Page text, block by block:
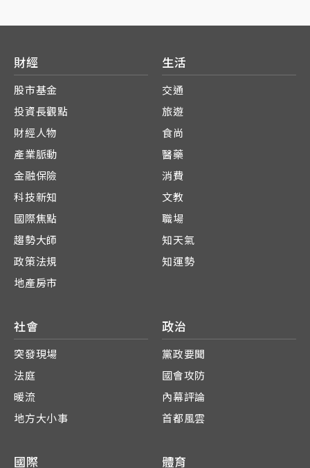
財經
股市基金
投資長觀點
財經人物
產業脈動
金融保險
科技新知
國際焦點
趨勢大師
政策法規
地產房市
生活
交通
旅遊
食尚
醫藥
消費
文教
職場
知天氣
知運勢
社會
突發現場
法庭
暖流
地方大小事
政治
黨政要聞
國會攻防
內幕評論
首都風雲
國際 體育